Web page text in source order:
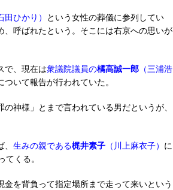
田ひかり） という女性の葬儀に参列してい
呼ばれたという。そこには右京への思いが
で、現在は衆議院議員の橘高誠一郎 （三浦浩
ついて報告が行われていた。
神様」とまで言われている男だというが、
生みの親である梶井素子 （川上麻衣子） に
くる。
を背負って指定場所まで走って来いという